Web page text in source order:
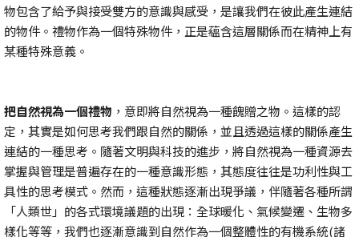
物包含了給予與接受雙方的意識與感受，是讓我們在彼此產生連結
的物件。禮物作為一個特殊物件，正是蘊含這層關係而在精神上有
某種特殊意義。
把自然視為一個禮物 ，意即將自然視為一種餽贈之物。這樣的認
定，其實是如何思考我們跟自然的關係，並且透過這樣的關係產生
連結的一種思考。隨著文明與科技的進步，將自然視為一種資源去
掌握與管理是普遍存在的一種意識形態，其態度往往是功利性與工
具性的思考模式。然而，這種狀態逐漸出現爭議，伴隨著各種所謂
「人類世」的各式環境議題的出現：全球暖化、氣候變遷、生物多
樣化等等，我們也逐漸意識到自然作為一個整體性的有機系統(諸